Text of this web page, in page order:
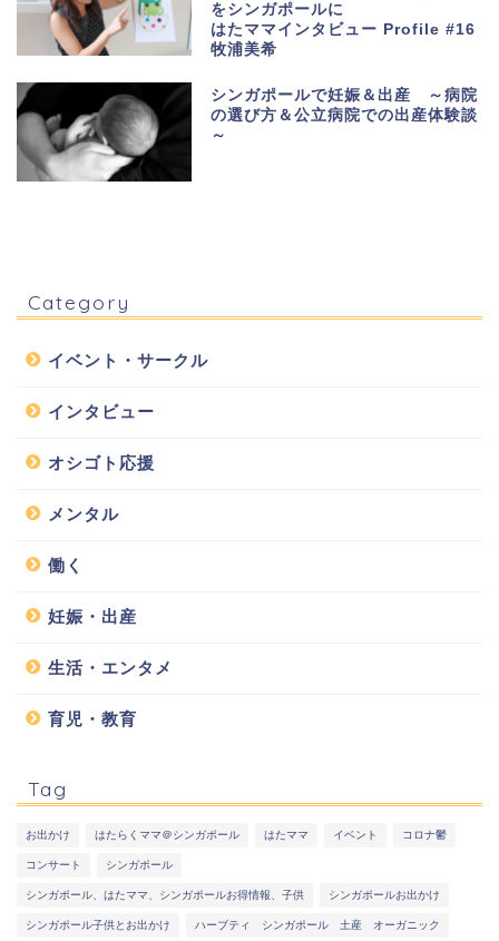
をシンガポールに
はたママインタビュー Profile #16
牧浦美希
シンガポールで妊娠＆出産 ～病院
の選び方＆公立病院での出産体験談
～
Category
イベント・サークル
インタビュー
オシゴト応援
メンタル
働く
妊娠・出産
生活・エンタメ
育児・教育
Tag
お出かけ はたらくママ＠シンガポール はたママ イベント コロナ鬱
コンサート シンガポール
シンガポール、はたママ、シンガポールお得情報、子供 シンガポールお出かけ
シンガポール子供とお出かけ ハーブティ シンガポール 土産 オーガニック